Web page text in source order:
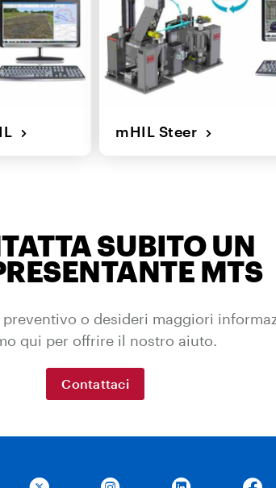
mHIL Steer
SUBITO UN
MTS
o desideri maggiori
qui per offrire il nostro aiuto.
Contattaci